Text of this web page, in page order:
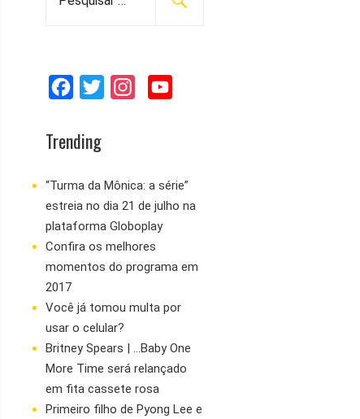
r
o
r
:
c
b
o
o
t
e
r
a
g
r
u
b
Trending
“Turma da Mônica: a série”
estreia no dia 21 de julho na
plataforma Globoplay
Confira os melhores
momentos do programa em
2017
Você já tomou multa por
usar o celular?
Britney Spears | ...Baby One
More Time será relançado
em fita cassete rosa
Primeiro filho de Pyong Lee e